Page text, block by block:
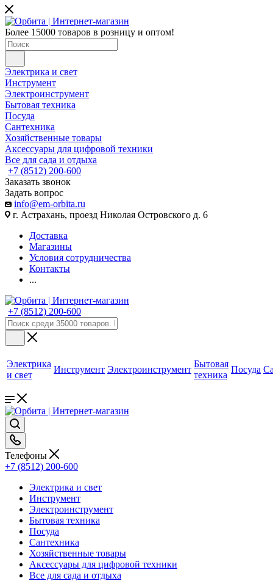
Более 15000 товаров в розницу и оптом!
Электрика и свет
Инструмент
Электроинструмент
Бытовая техника
Посуда
Сантехника
Хозяйственные товары
Аксессуары для цифровой техники
Все для сада и отдыха
+7 (8512) 200-600
Заказать звонок
Задать вопрос
info@em-orbita.ru
г. Астрахань, проезд Николая Островского д. 6
Доставка
Магазины
Условия сотрудничества
Контакты
...
+7 (8512) 200-600
Электрика
и свет
Инструмент Электроинструмент
Бытовая
техника
Посуда
Телефоны
+7 (8512) 200-600
Электрика и свет
Инструмент
Электроинструмент
Бытовая техника
Посуда
Сантехника
Хозяйственные товары
Аксессуары для цифровой техники
Все для сада и отдыха